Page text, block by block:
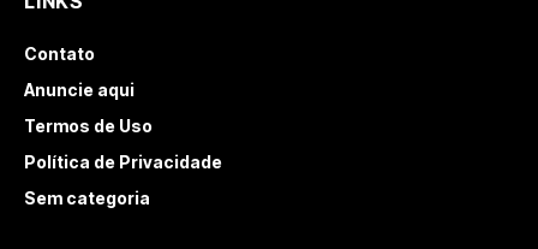
Contato
Anuncie aqui
Termos de Uso
Política de Privacidade
Sem categoria